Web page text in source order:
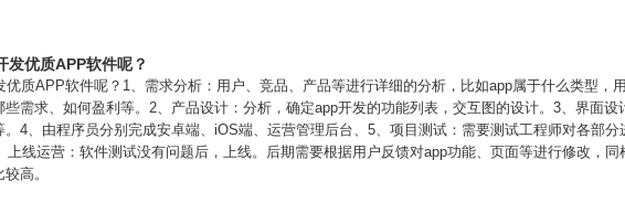
发优质APP软件呢？
质APP软件呢？1、需求分析：用户、竞品、产品等进行详细的分析，比如app属于什么类型，
需求、如何盈利等。2、产品设计：分析，确定app开发的功能列表，交互图的设计。3、界面设
4、由程序员分别完成安卓端、iOS端、运营管理后台、5、项目测试：需要测试工程师对各部分
线运营：软件测试没有问题后，上线。后期需要根据用户反馈对app功能、页面等进行修改，同
高。